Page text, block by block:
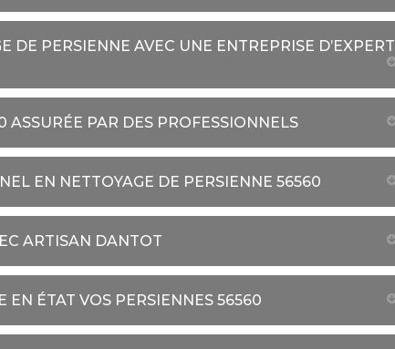
DE PERSIENNE AVEC UNE ENTREPRISE D’EXPERT
PAR DES PROFESSIONNELS
EN NETTOYAGE DE PERSIENNE 56560
ARTISAN DANTOT
ÉTAT VOS PERSIENNES 56560